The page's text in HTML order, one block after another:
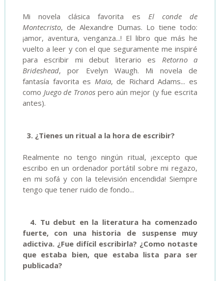
Mi novela clásica favorita es El conde de
Montecristo, de Alexandre Dumas. Lo tiene todo:
¡amor, aventura, venganza...! El libro que más he
vuelto a leer y con el que seguramente me inspiré
para escribir mi debut literario es Retorno a
Brideshead, por Evelyn Waugh. Mi novela de
fantasía favorita es Maia, de Richard Adams... es
como Juego de Tronos pero aún mejor (y fue escrita
antes).
3. ¿Tienes un ritual a la hora de escribir?
Realmente no tengo ningún ritual, ¡excepto que
escribo en un ordenador portátil sobre mi regazo,
en mi sofá y con la televisión encendida! Siempre
tengo que tener ruido de fondo...
4. Tu debut en la literatura ha comenzado
fuerte, con una historia de suspense muy
adictiva. ¿Fue difícil escribirla? ¿Como notaste
que estaba bien, que estaba lista para ser
publicada?